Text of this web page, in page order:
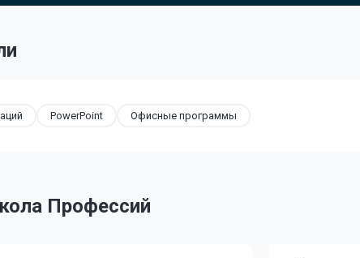
PowerPoint Офисные программы
Профессий